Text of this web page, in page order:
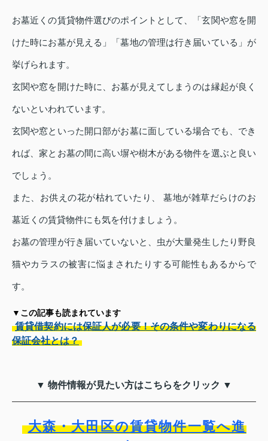
お墓近くの賃貸物件選びのポイントとして、「玄関や窓を開
けた時にお墓が見える」「墓地の管理は行き届いている」が
挙げられます。
玄関や窓を開けた時に、お墓が見えてしまうのは縁起が良く
ないといわれています。
玄関や窓といった開口部がお墓に面している場合でも、でき
れば、家とお墓の間に高い塀や樹木がある物件を選ぶと良い
でしょう。
また、お供えの花が枯れていたり、 墓地が雑草だらけのお
墓近くの賃貸物件にも気を付けましょう。
お墓の管理が行き届いていないと、虫が大量発生したり野良
猫やカラスの被害に悩まされたりする可能性もあるからで
す。
▼この記事も読まれています
賃貸借契約には保証人が必要！その条件や変わりになる
保証会社とは？
▼ 物件情報が見たい方はこちらをクリック ▼
大森・大田区の賃貸物件一覧へ進